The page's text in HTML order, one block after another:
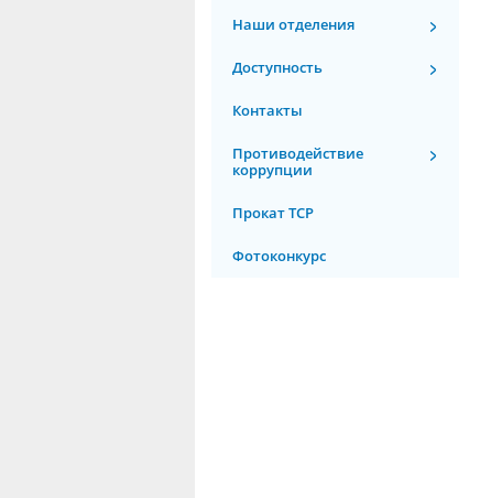
Наши отделения
Доступность
Контакты
Противодействие
коррупции
Прокат ТСР
Фотоконкурс